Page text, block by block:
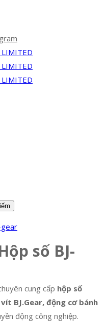
số BJ-
cung cấp hộp số
BJ.Gear, động cơ bánh
động công nghiệp.